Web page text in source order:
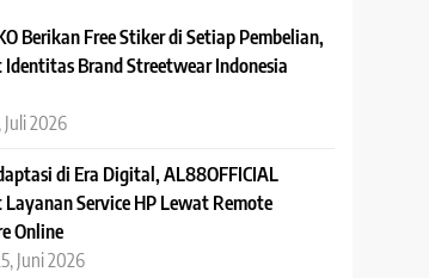
Berikan Free Stiker di Setiap Pembelian,
Identitas Brand Streetwear Indonesia
2026
di Era Digital, AL88OFFICIAL
Layanan Service HP Lewat Remote
Online
Juni 2026